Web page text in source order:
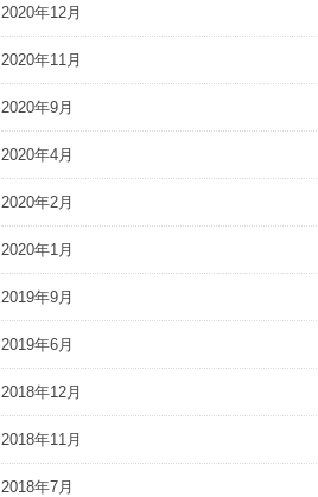
2020年12月
2020年11月
2020年9月
2020年4月
2020年2月
2020年1月
2019年9月
2019年6月
2018年12月
2018年11月
2018年7月